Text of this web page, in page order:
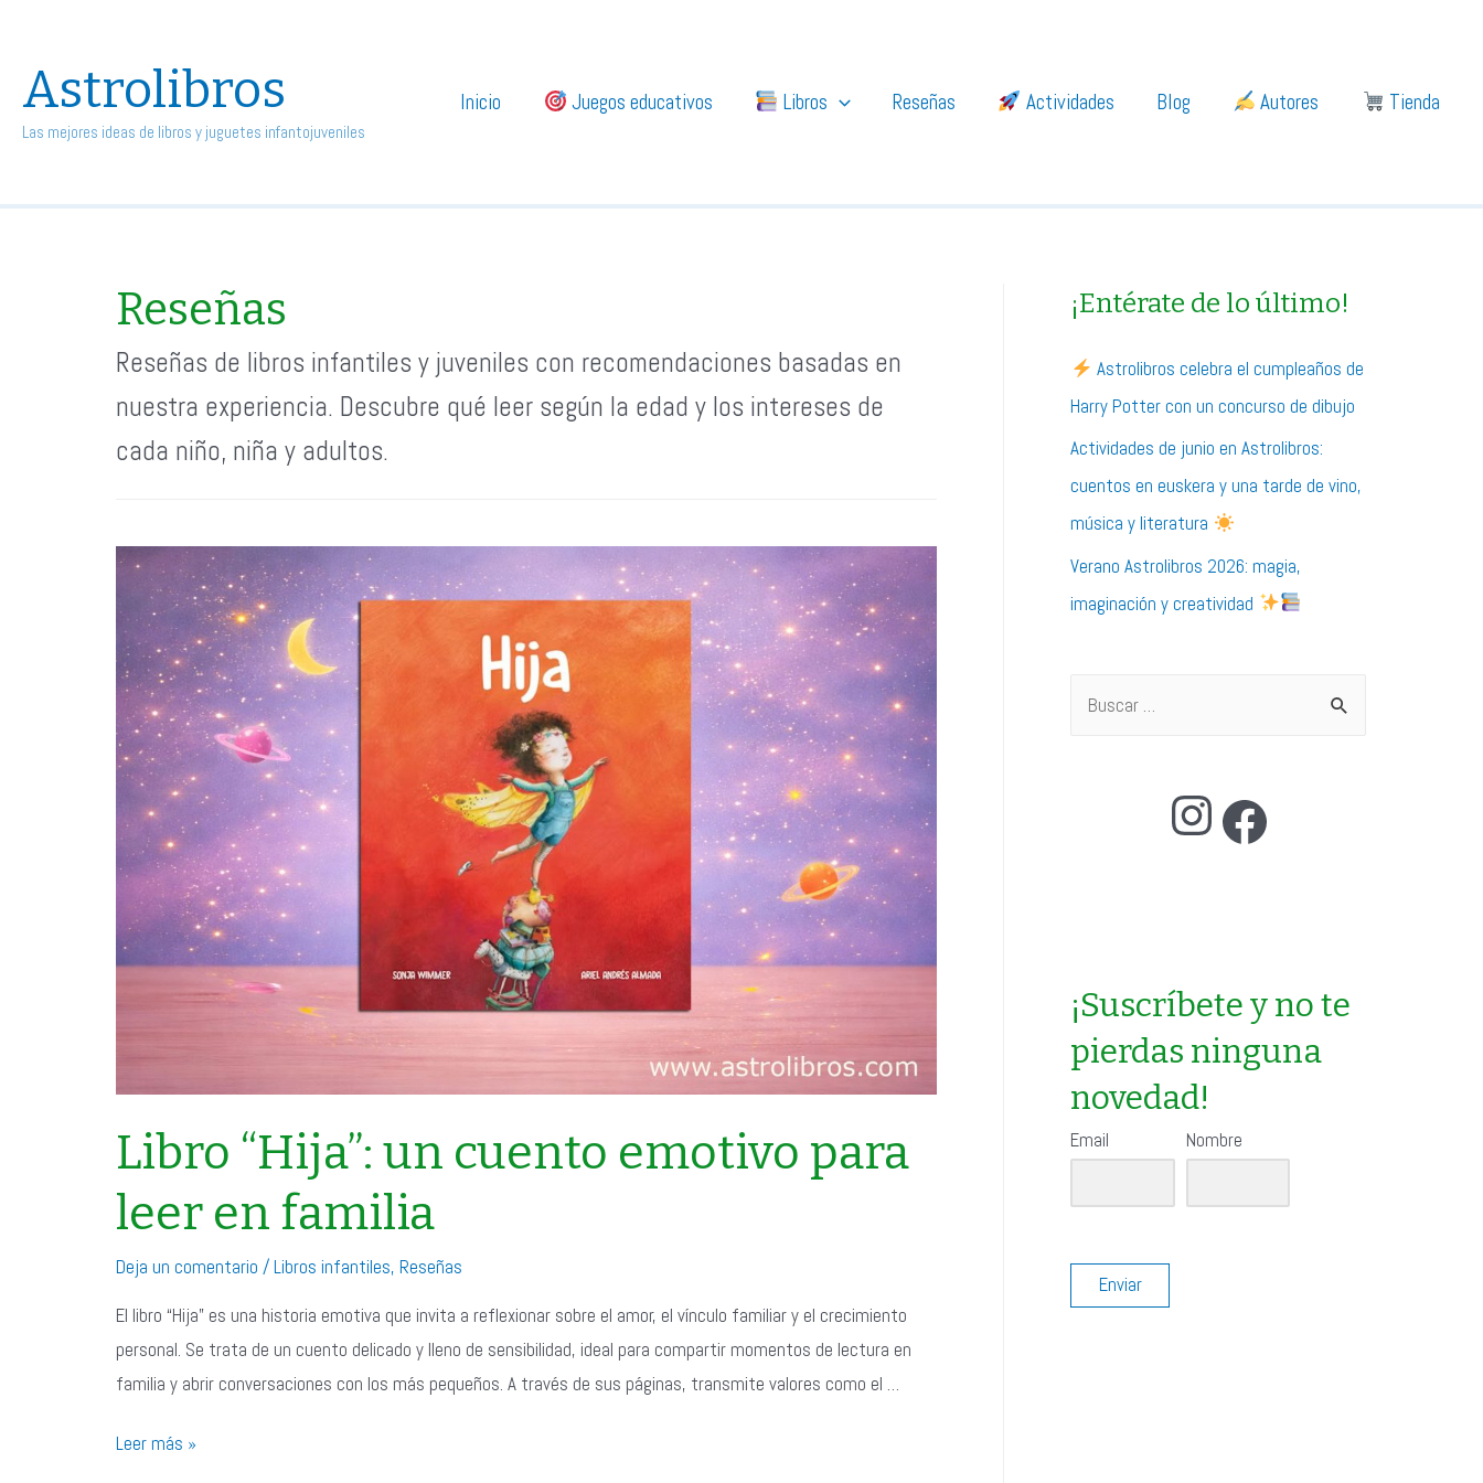
Astrolibros
Las mejores ideas de libros y juguetes infantojuveniles
Inicio Juegos educativos Libros Reseñas Actividades Blog Autores Tienda
Reseñas
Reseñas de libros infantiles y juveniles con recomendaciones basadas en
nuestra experiencia. Descubre qué leer según la edad y los intereses de
cada niño, niña y adultos.
Libro “Hija”: un cuento emotivo para
leer en familia
Deja un comentario /Libros infantiles, Reseñas
El libro “Hija” es una historia emotiva que invita a reflexionar sobre el amor, el vínculo familiar y el crecimiento
personal. Se trata de un cuento delicado y lleno de sensibilidad, ideal para compartir momentos de lectura en
familia y abrir conversaciones con los más pequeños. A través de sus páginas, transmite valores como el …
Libro
Leer más »
¡Entérate de lo último!
Astrolibros celebra el cumpleaños de
Harry Potter con un concurso de dibujo
Actividades de junio en Astrolibros:
cuentos en euskera y una tarde de vino,
música y literatura
Verano Astrolibros 2026: magia,
imaginación y creatividad
Instagram Facebook
¡Suscríbete y no te
pierdas ninguna
novedad!
Email Nombre
Enviar